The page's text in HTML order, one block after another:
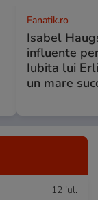
Fanatik.ro
Isabel
influente
Iubita lui
un mare
12 iul.